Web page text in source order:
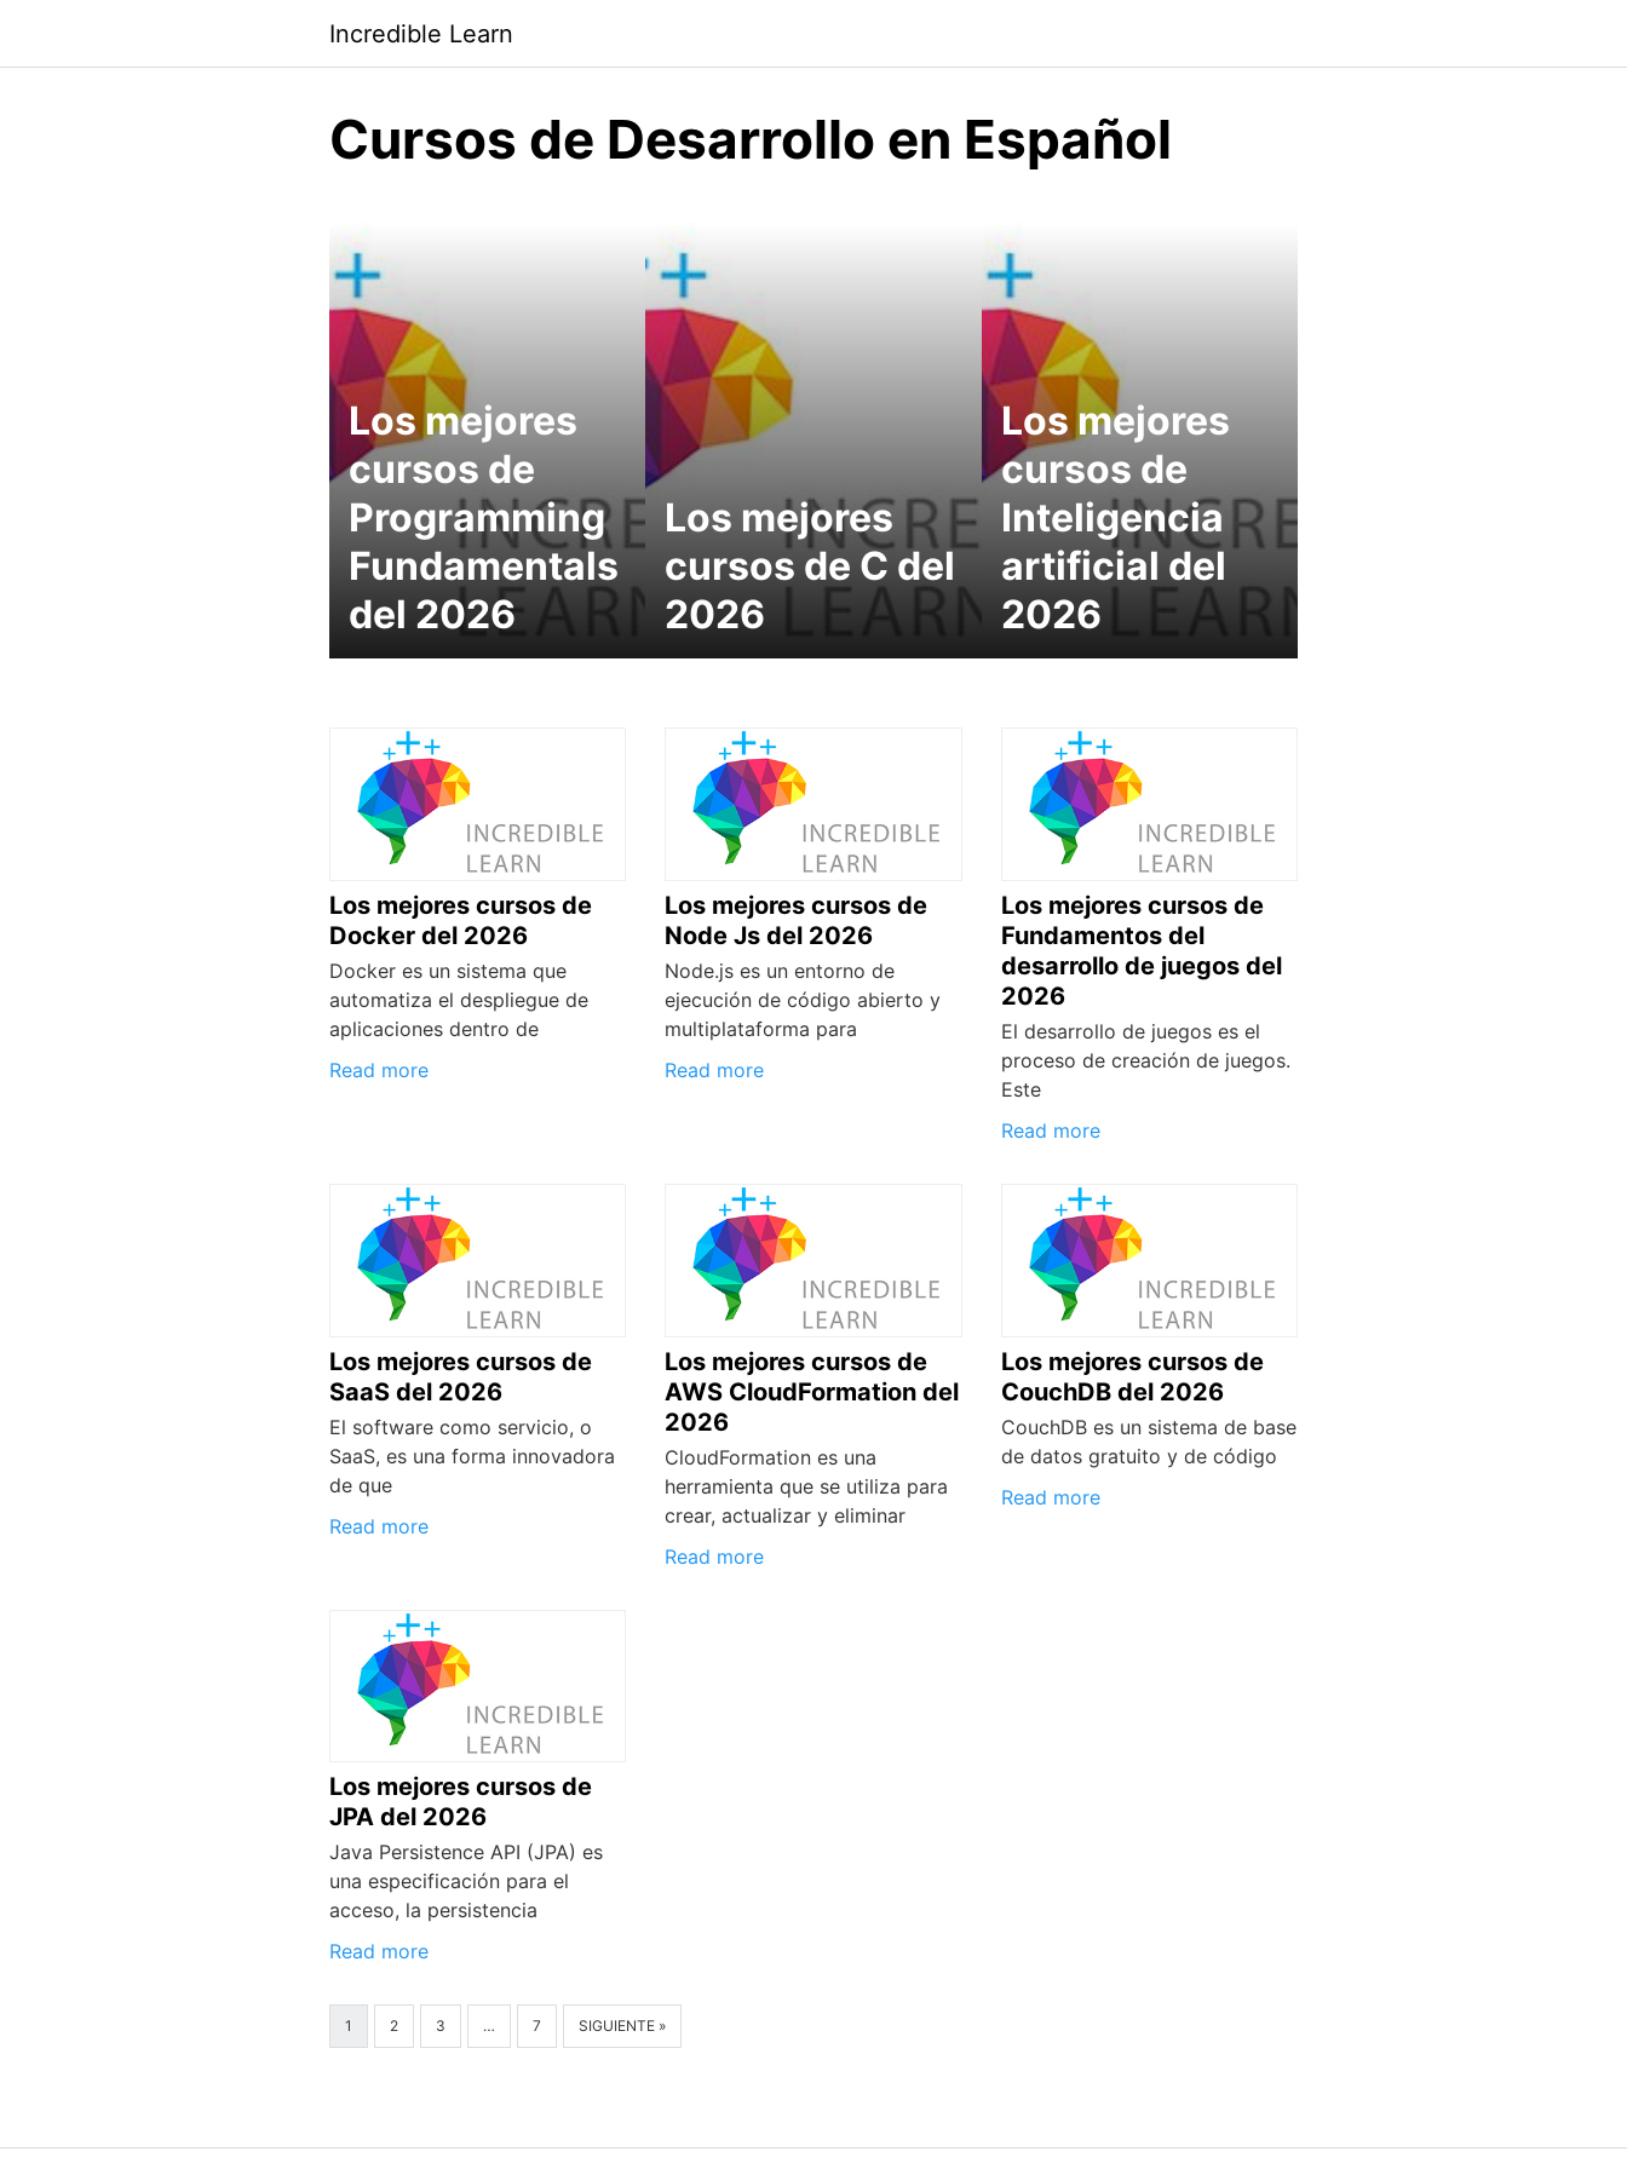
contenido
Incredible Learn
Cursos de Desarrollo en Español
Los mejores
cursos de
Programming
Fundamentals
del 2026
Los mejores
cursos de C del
2026
Los mejores
cursos de
Inteligencia
artificial del
2026
Los mejores cursos de
Docker del 2026
Docker es un sistema que
automatiza el despliegue de
aplicaciones dentro de
Read more
Los mejores cursos de
Node Js del 2026
Node.js es un entorno de
ejecución de código abierto y
multiplataforma para
Read more
Los mejores cursos de
Fundamentos del
desarrollo de juegos del
2026
El desarrollo de juegos es el
proceso de creación de juegos.
Este
Read more
Los mejores cursos de
SaaS del 2026
El software como servicio, o
SaaS, es una forma innovadora
de que
Read more
Los mejores cursos de
AWS CloudFormation del
2026
CloudFormation es una
herramienta que se utiliza para
crear, actualizar y eliminar
Read more
Los mejores cursos de
CouchDB del 2026
CouchDB es un sistema de base
de datos gratuito y de código
Read more
Los mejores cursos de
JPA del 2026
Java Persistence API (JPA) es
una especificación para el
acceso, la persistencia
Read more
1 2 3 … 7 SIGUIENTE »